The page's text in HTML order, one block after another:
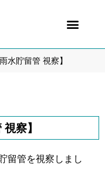
水貯留管 視察】
察】
留管を視察しまし